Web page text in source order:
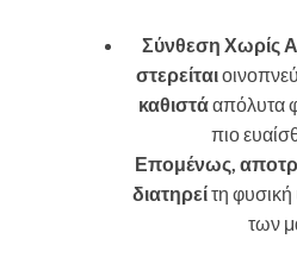
Σύνθεση Χωρίς
στερείται
καθιστάαπόλυτα
πιο
Επομένως,
διατηρείτη φυσική
των